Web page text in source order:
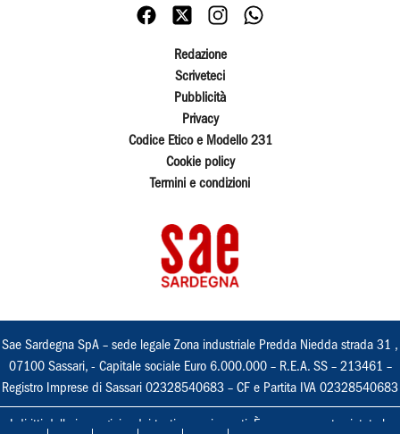
Redazione
Scriveteci
Pubblicità
Privacy
Codice Etico e Modello 231
Cookie policy
Termini e condizioni
Sae Sardegna SpA – sede legale Zona industriale Predda Niedda strada 31 ,
07100 Sassari, - Capitale sociale Euro 6.000.000 – R.E.A. SS – 213461 –
Registro Imprese di Sassari 02328540683 – CF e Partita IVA 02328540683
I diritti delle immagini e dei testi sono riservati. È espressamente vietata la